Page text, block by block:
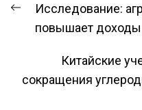
ПО
ЗАПИСЯМ
Предыдущая
запись:
Исследование:
повышает
Китайские
сокращения